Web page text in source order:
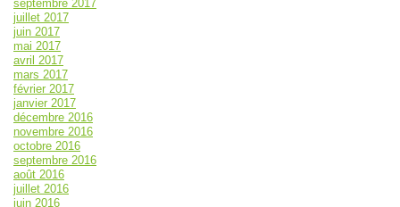
septembre 2017
juillet 2017
juin 2017
mai 2017
avril 2017
mars 2017
février 2017
janvier 2017
décembre 2016
novembre 2016
octobre 2016
septembre 2016
août 2016
juillet 2016
juin 2016